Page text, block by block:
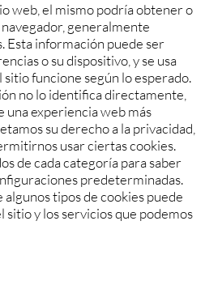
web, el mismo podría obtener o
generalmente
Esta información puede ser
o su dispositivo, y se usa
funcione según lo esperado.
no lo identifica directamente,
experiencia web más
su derecho a la privacidad,
usar ciertas cookies.
de cada categoría para saber
predeterminadas.
tipos de cookies puede
sitio y los servicios que podemos